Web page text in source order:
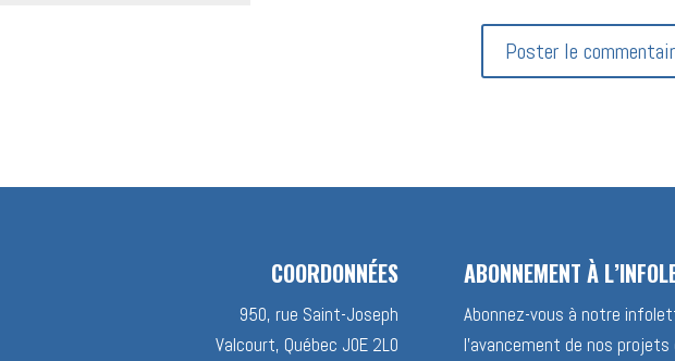
COORDONNÉES
950, rue Saint-Joseph
Valcourt, Québec J0E 2L0
ABONNEMENT À
Abonnez-vous à notre
l’avancement de nos